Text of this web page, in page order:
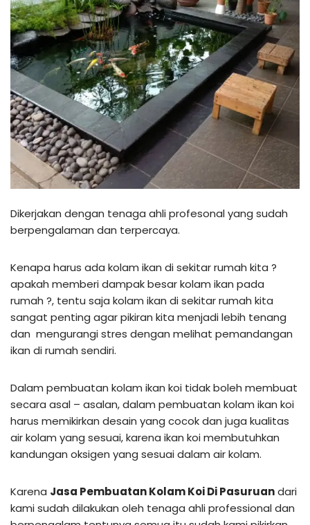
Dikerjakan dengan tenaga ahli profesonal yang sudah
berpengalaman dan terpercaya.
Kenapa harus ada kolam ikan di sekitar rumah kita ?
apakah memberi dampak besar kolam ikan pada
rumah ?, tentu saja kolam ikan di sekitar rumah kita
sangat penting agar pikiran kita menjadi lebih tenang
dan mengurangi stres dengan melihat pemandangan
ikan di rumah sendiri.
Dalam pembuatan kolam ikan koi tidak boleh membuat
secara asal – asalan, dalam pembuatan kolam ikan koi
harus memikirkan desain yang cocok dan juga kualitas
air kolam yang sesuai, karena ikan koi membutuhkan
kandungan oksigen yang sesuai dalam air kolam.
Karena Jasa Pembuatan Kolam Koi Di Pasuruandari
kami sudah dilakukan oleh tenaga ahli professional dan